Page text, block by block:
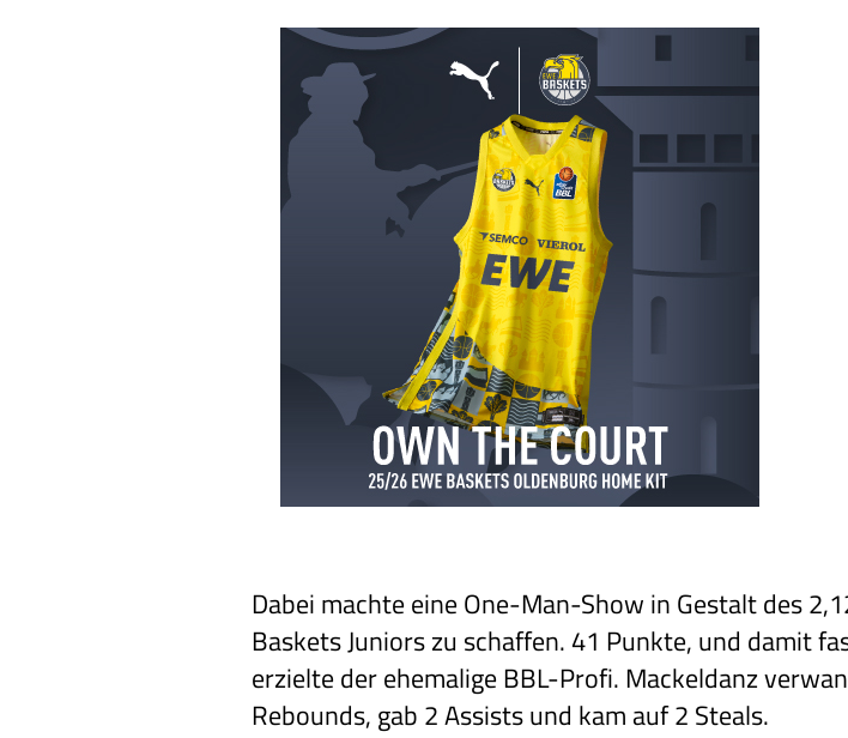
Dabei machte eine One-Man-Show in Gestalt des
Baskets Juniors zu schaffen. 41 Punkte, und damit
erzielte der ehemalige BBL-Profi. Mackeldanz
Rebounds, gab 2 Assists und kam auf 2 Steals.